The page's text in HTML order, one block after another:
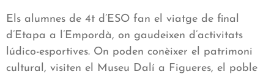
Els alumnes de 4t d’ESO fan el viatge de final
d’Etapa a l’Empordà, on gaudeixen d’activitats
lúdico-esportives. On poden conèixer el patrimoni
cultural, visiten el Museu Dalí a Figueres, el poble